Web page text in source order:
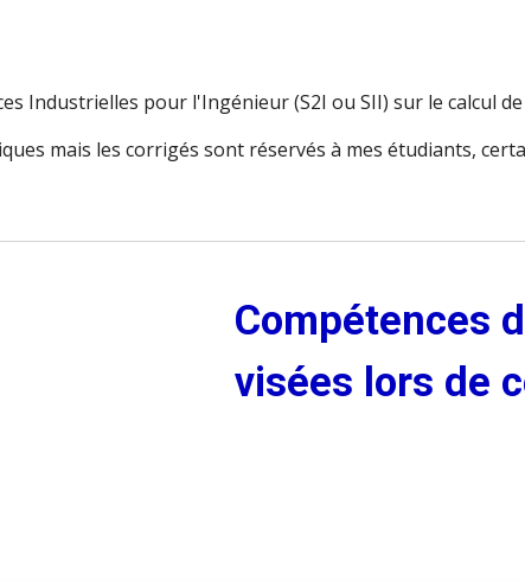
Industrielles pour l'Ingénieur (S2I ou SII) sur le calcul
mais les corrigés sont réservés à mes étudiants,
Compétences
visées lors de